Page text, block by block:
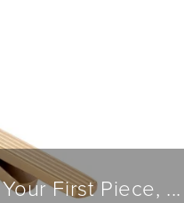
First Piece, ...